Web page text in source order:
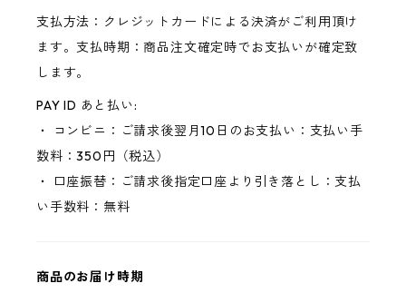
支払方法：クレジットカードによる決済がご利用頂け
ます。支払時期：商品注文確定時でお支払いが確定致
します。
PAY ID あと払い:
・ コンビニ：ご請求後翌月10日のお支払い：支払い手
数料：350円（税込）
・ 口座振替：ご請求後指定口座より引き落とし：支払
い手数料：無料
商品のお届け時期